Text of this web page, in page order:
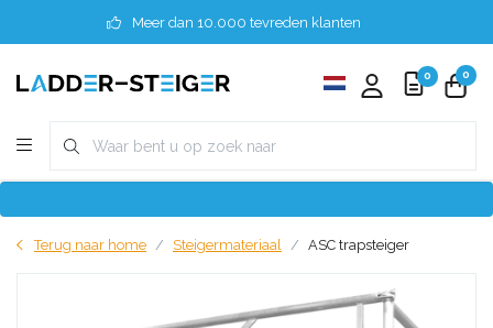
Meer dan 10.000 tevreden klanten
0 0
Terug naar home Steigermateriaal ASC trapsteiger